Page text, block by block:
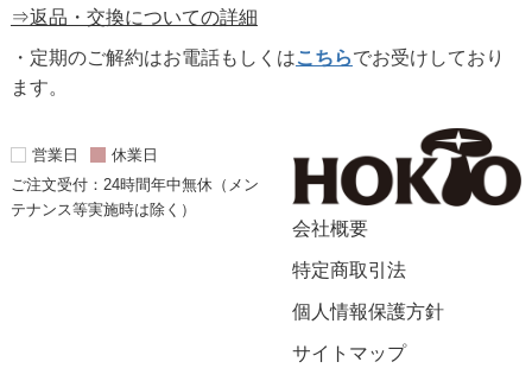
⇒返品・交換についての詳細
・定期のご解約はお電話もしくはこちらでお受けしており
ます。
営業日
休業日
ご注文受付：24時間年中無休（メン
テナンス等実施時は除く）
会社概要
特定商取引法
個人情報保護方針
サイトマップ